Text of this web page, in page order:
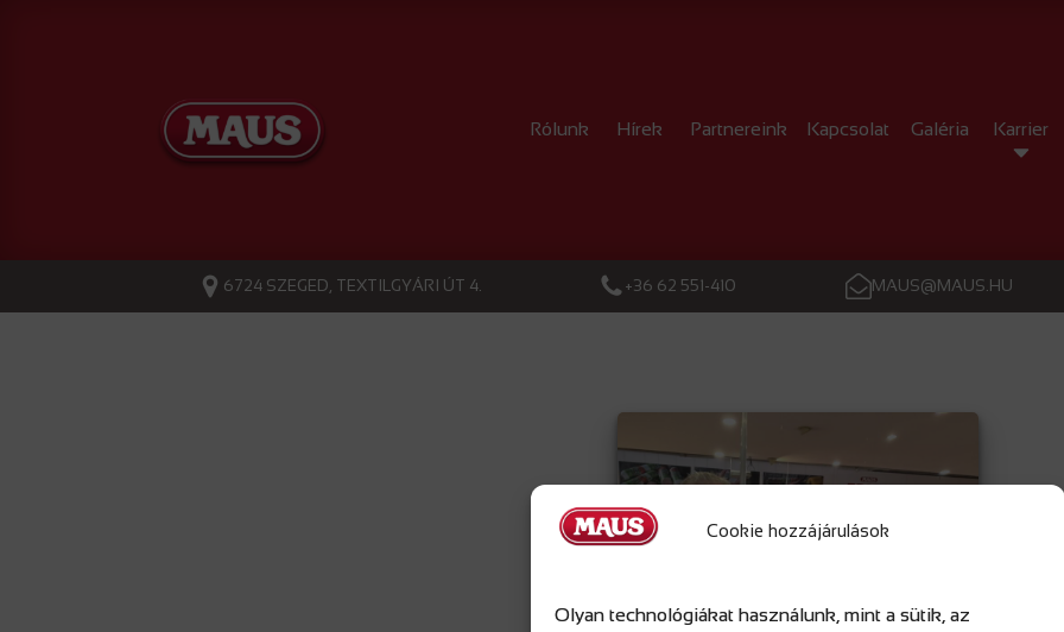
Cookie hozzájárulások
Olyan technológiákat használunk, mint a sütik, az
Rólunk Hírek Partnereink Kapcsolat Galéria Karrier
6724 SZEGED, TEXTILGYÁRI ÚT 4. +36 62 551-410 MAUS@MAUS.HU